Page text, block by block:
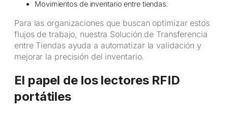
Movimientos de inventario entre tiendas.
Para las organizaciones que buscan optimizar estos
flujos de trabajo, nuestra Solución de Transferencia
entre Tiendas ayuda a automatizar la validación y
mejorar la precisión del inventario.
El papel de los lectores RFID
portátiles